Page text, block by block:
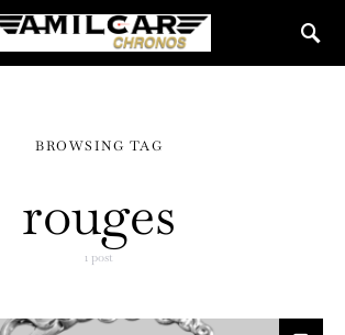
BROWSING TAG
rouges
1 post